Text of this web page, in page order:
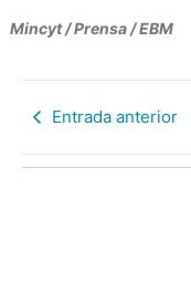
Mincyt / Prensa/ EBM
Entrada anterior